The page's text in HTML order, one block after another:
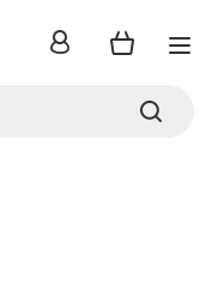
inloggen